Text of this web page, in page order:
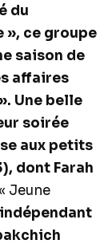
du
», ce groupe
saison de
affaires
Une belle
soirée
aux petits
dont Farah
Jeune